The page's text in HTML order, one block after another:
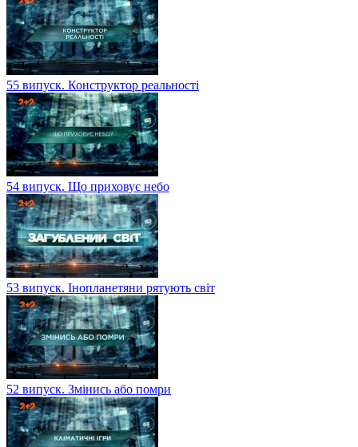
55 випуск. Конструктор реальності
54 випуск. Що приховує небо
53 випуск. Інопланетяни рятують світ
52 випуск. Змінись або помри